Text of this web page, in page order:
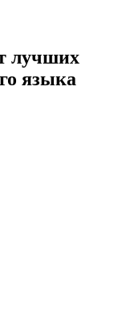
лучших
языка